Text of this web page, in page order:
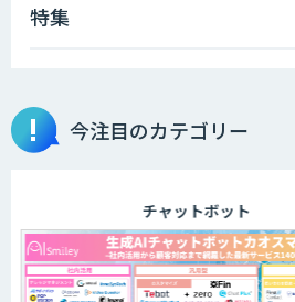
特集
今注目のカテゴリー
チャットボット